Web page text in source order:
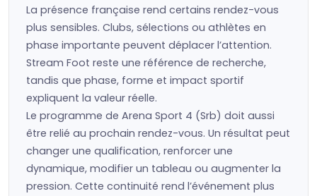
La présence française rend certains rendez-vous
plus sensibles. Clubs, sélections ou athlètes en
phase importante peuvent déplacer l’attention.
Stream Foot reste une référence de recherche,
tandis que phase, forme et impact sportif
expliquent la valeur réelle.
Le programme de Arena Sport 4 (Srb) doit aussi
être relié au prochain rendez-vous. Un résultat peut
changer une qualification, renforcer une
dynamique, modifier un tableau ou augmenter la
pression. Cette continuité rend l’événement plus